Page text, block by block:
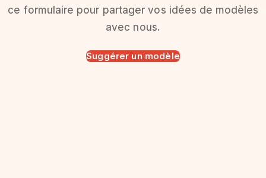
ce formulaire pour partager vos idées de modèles
avec nous.
Suggérer un modèle